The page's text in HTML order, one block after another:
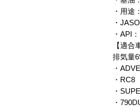
・用途
・
・API
【適合
排気量
・
・
・
・